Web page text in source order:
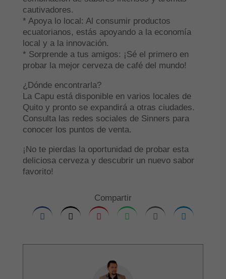
cautivadores.
* Apoya lo local: Al consumir productos
ecuatorianos, estás apoyando a la economía
local y a la innovación.
* Sorprende a tus amigos: ¡Sé el primero en
probar la mejor cerveza de café del mundo!
¿Dónde encontrarla?
La Capu está disponible en varios locales de
Quito y pronto se expandirá a otras ciudades.
Consulta las redes sociales de Sinners para
conocer los puntos de venta.
¡No te pierdas la oportunidad de probar esta
deliciosa cerveza y descubrir un nuevo sabor
favorito!
Compartir